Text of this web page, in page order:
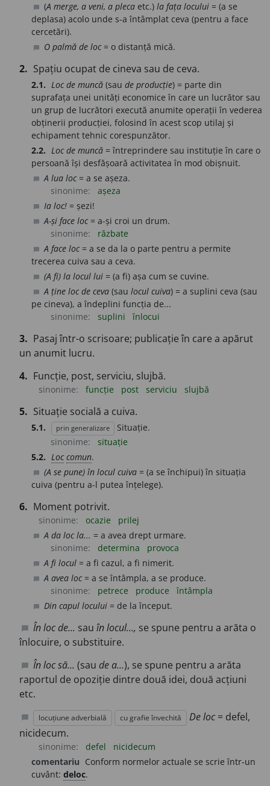
(A merge, a veni, a pleca etc.)la fața locului = (a se
deplasa) acolo unde s-a întâmplat ceva (pentru a face
cercetări).
O palmă de loc= o distanță mică.
2. Spațiu ocupat de cineva sau de ceva.
2.1. Loc de muncă (sau de producție) = parte din
suprafața unei unități economice în care un lucrător sau
un grup de lucrători execută anumite operații în vederea
obținerii producției, folosind în acest scop utilaj și
echipament tehnic corespunzător.
2.2. Loc de muncă = întreprindere sau instituție în care o
persoană își desfășoară activitatea în mod obișnuit.
A lua loc= a se așeza.
sinonime:
așeza
Ia loc! = șezi!
A-și face loc= a-și croi un drum.
sinonime:
răzbate
A face loc= a se da la o parte pentru a permite
trecerea cuiva sau a ceva.
(A fi) la locul lui = (a fi) așa cum se cuvine.
A ține loc de ceva (saulocul cuiva) = a suplini ceva (sau
pe cineva), a îndeplini funcția de...
sinonime:
suplini înlocui
3. Pasaj într-o scrisoare; publicație în care a apărut
un anumit lucru.
4. Funcție, post, serviciu, slujbă.
sinonime: funcție post serviciu slujbă
5. Situație socială a cuiva.
5.1. prin generalizare
Situație.
sinonime:
situație
5.2. Loc comun.
(A se pune) în locul cuiva = (a se închipui) în situația
cuiva (pentru a-l putea înțelege).
6. Moment potrivit.
sinonime: ocazie prilej
A da loc la... = a avea drept urmare.
sinonime:
determina provoca
A fi locul = a fi cazul, a fi nimerit.
A avea loc= a se întâmpla, a se produce.
sinonime:
petrece produce întâmpla
Din capul locului = de la început.
chat_bubble În loc de... sauîn locul..., se spune pentru a arăta o
înlocuire, o substituire.
chat_bubble În loc să... (saude a...), se spune pentru a arăta
raportul de opoziție dintre două idei, două acțiuni
etc.
chat_bubble locuțiune adverbială cu grafie învechită De loc= defel,
nicidecum.
sinonime: defel
nicidecum
comentariu Conform normelor actuale se scrie într-un
cuvânt: deloc.